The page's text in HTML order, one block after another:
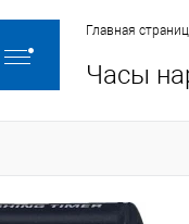
Главная
Часы